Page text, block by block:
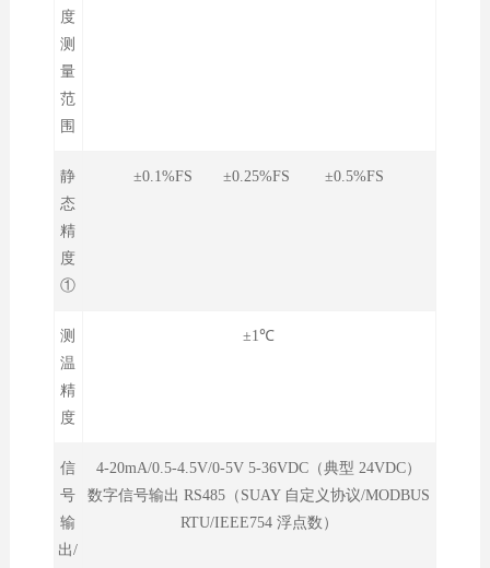
度
测
量
范
围
静
态
精
度
①
±0.1%FS ±0.25%FS ±0.5%FS
测
温
精
度
±1℃
信
号
输
出/
4-20mA/0.5-4.5V/0-5V 5-36VDC（典型 24VDC）
数字信号输出 RS485（SUAY 自定义协议/MODBUS
RTU/IEEE754 浮点数）